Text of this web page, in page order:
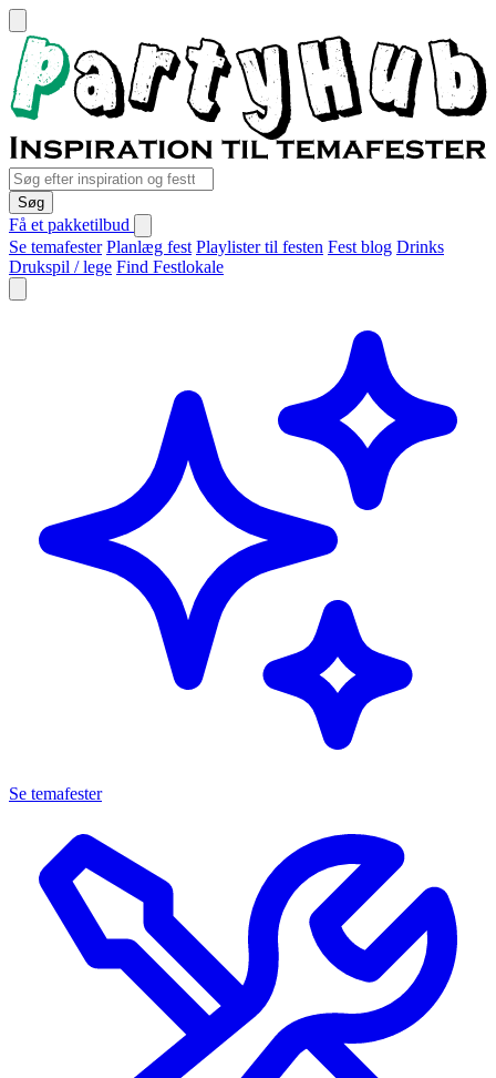
Søg
Få et pakketilbud
Se temafester Planlæg fest Playlister til festen Fest blog Drinks
Drukspil / lege Find Festlokale
Se temafester